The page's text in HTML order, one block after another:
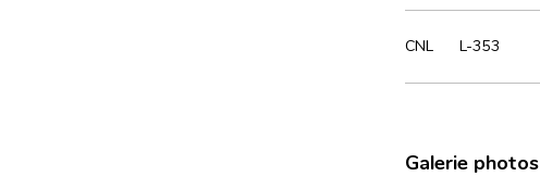
CNL L-353
Galerie photos